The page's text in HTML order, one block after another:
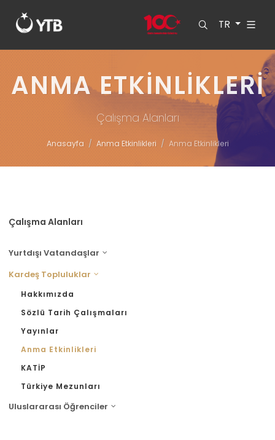
TR
ANMA ETKINLIKLERI
Çalışma Alanları
Anasayfa Anma Etkinlikleri Anma Etkinlikleri
Çalışma Alanları
Yurtdışı Vatandaşlar
Kardeş Topluluklar
Hakkımızda
Sözlü Tarih Çalışmaları
Yayınlar
Anma Etkinlikleri
KATİP
Türkiye Mezunları
Uluslararası Öğrenciler